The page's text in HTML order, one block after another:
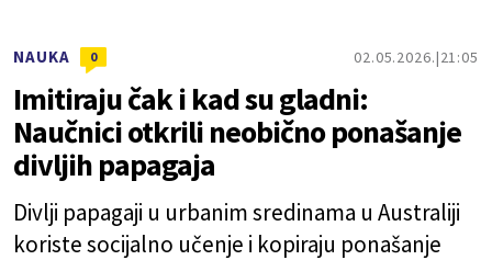
NAUKA 0 02.05.2026. 21:05
Imitiraju čak i kad su gladni:
Naučnici otkrili neobično ponašanje
divljih papagaja
Divlji papagaji u urbanim sredinama u Australiji
koriste socijalno učenje i kopiraju ponašanje